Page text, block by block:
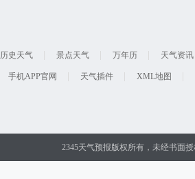
历史天气 景点天气 万年历 天气资讯
手机APP官网 天气插件 XML地图
2345天气预报版权所有，未经书面